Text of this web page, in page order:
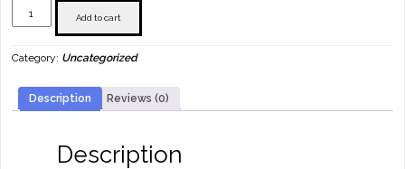
Pemeriksa
Keuangan
Pengawasan
Negara:
Implementasi
Fungsi
Add to cart
Category: Uncategorized
Description Reviews (0)
Description